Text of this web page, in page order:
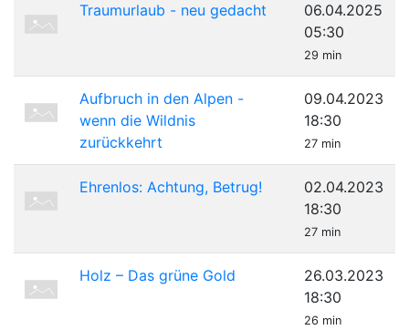
Traumurlaub - neu gedacht
06.04.2025
05:30
29 min
Aufbruch in den Alpen -
wenn die Wildnis
zurückkehrt
09.04.2023
18:30
27 min
Ehrenlos: Achtung, Betrug!
02.04.2023
18:30
27 min
Holz – Das grüne Gold
26.03.2023
18:30
26 min